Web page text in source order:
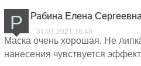
Р Рабина Елена
31.01.2021 16:40
Маска очень хорошая. Не
нанесения чувствуется